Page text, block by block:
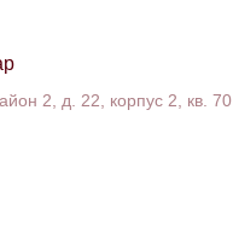
2, д. 22, корпус 2, кв. 70